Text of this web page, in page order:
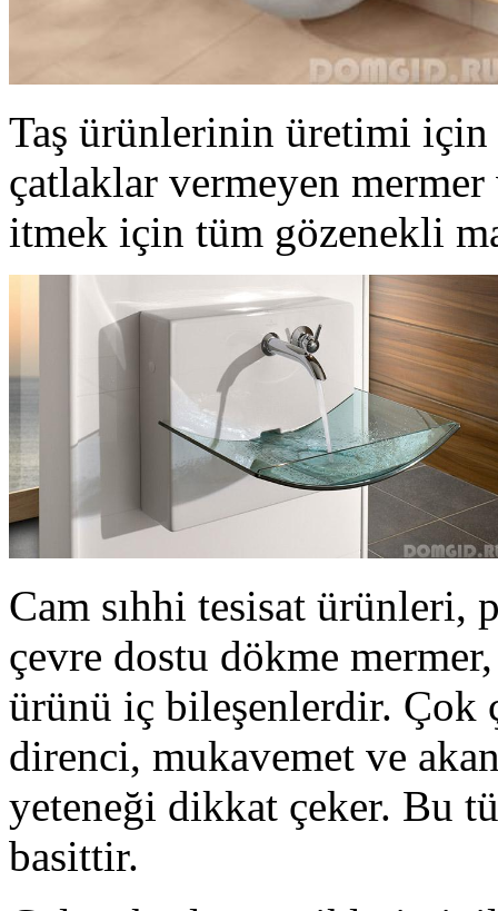
Taş ürünlerinin üretimi
çatlaklar vermeyen
itmek için tüm gözenekli
Cam sıhhi tesisat ürünleri,
çevre dostu dökme
ürünü iç bileşenlerdir. Çok
direnci, mukavemet ve
yeteneği dikkat çeker. Bu
basittir.